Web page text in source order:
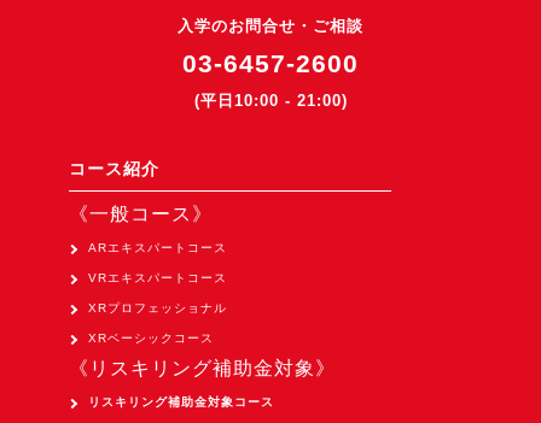
MR体験型研修プラットフォーム『LegacyLink XR』2025年10月
バーチャルイベントプラットフォーム『MetaLiveStage』2025年
3D空間キャプチャーアプリ『Qoocan』
製造現場を革新する！『XR Worksupport Hub』開発中
>XR Museum『Artlogue』開発中
《企業研修》
Apple Vision Pro アプリ開発研修
HoloLens 2 アプリ開発研修
入学のお問合せ・ご相談
03-6457-2600
(平日10:00 - 21:00)
コース紹介
《一般コース》
ARエキスパートコース
VRエキスパートコース
XRプロフェッショナル
XRベーシックコース
《リスキリング補助金対象》
リスキリング補助金対象コース